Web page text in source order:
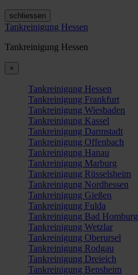
schliessen
Tankreinigung Hessen
Tankreinigung Hessen
×
Tankreinigung Hessen
Tankreinigung Frankfurt
Tankreinigung Wiesbaden
Tankreinigung Kassel
Tankreinigung Darmstadt
Tankreinigung Offenbach
Tankreinigung Hanau
Tankreinigung Marburg
Tankreinigung Rüsselsheim
Tankreinigung Nordhessen
Tankreinigung Gießen
Tankreinigung Fulda
Tankreinigung Bad Homburg
Tankreinigung Wetzlar
Tankreinigung Oberursel
Tankreinigung Rodgau
Tankreinigung Dreieich
Tankreinigung Bensheim